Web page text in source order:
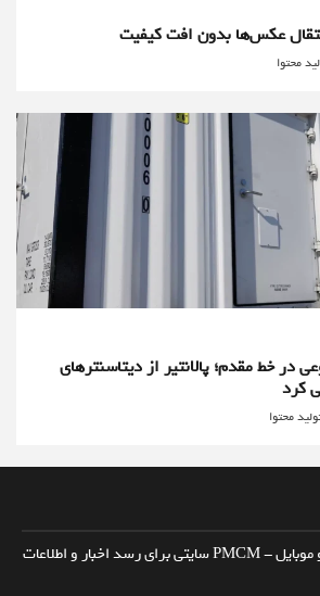
محتوا
خط مقدم؛ پالانتیر از دیتاسنترهای
کرد
محتوا
پایگاه مرکزخبر کامپیوتر و موبایل - PMCM سایتی برای رسد اخبار و اطلاعات